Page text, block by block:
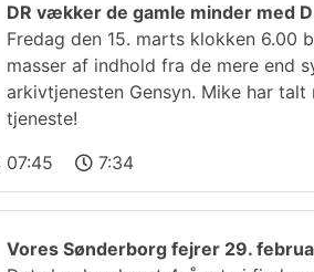
DR vækker de gamle minder med
Fredag den 15. marts klokken 6.00
masser af indhold fra de mere end
arkivtjenesten Gensyn. Mike har
tjeneste!
07:45
7:34
Vores Sønderborg fejrer 29.